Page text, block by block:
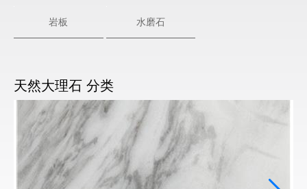
岩板 水磨石
天然大理石 分类